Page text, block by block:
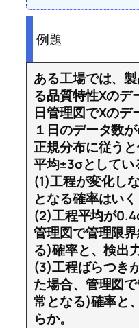
例題
ある工場では、
る品質特性Xのデ
日管理図でXのデ
１日のデータ数
正規分布に従う
平均±3σとしてい
(1)工程が変化し
となる確率はいく
(2)工程平均が
管理図で管理限
る)確率と、検出
(3)工程ばらつき
た場合、管理図
常となる)確率と
らか。